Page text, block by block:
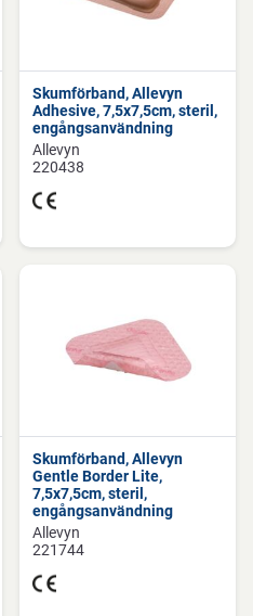
Skumförband, Allevyn
Adhesive, 7,5x7,5cm, steril,
engångsanvändning
Allevyn
220438
Skumförband, Allevyn
Gentle Border Lite,
7,5x7,5cm, steril,
engångsanvändning
Allevyn
221744